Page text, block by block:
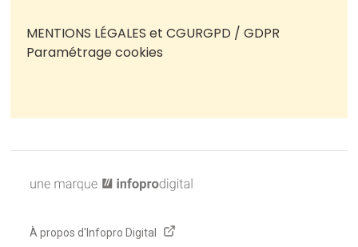
MENTIONS LÉGALES et CGURGPD / GDPR
Paramétrage cookies